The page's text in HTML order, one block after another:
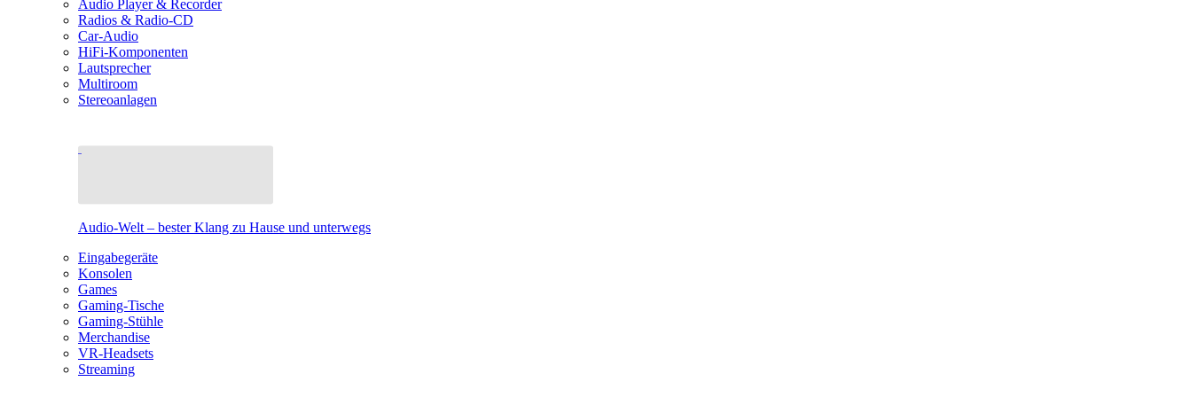
Audio Player & Recorder
Radios & Radio-CD
Car-Audio
HiFi-Komponenten
Lautsprecher
Multiroom
Stereoanlagen
Audio-Welt – bester Klang zu Hause und unterwegs
Eingabegeräte
Konsolen
Games
Gaming-Tische
Gaming-Stühle
Merchandise
VR-Headsets
Streaming